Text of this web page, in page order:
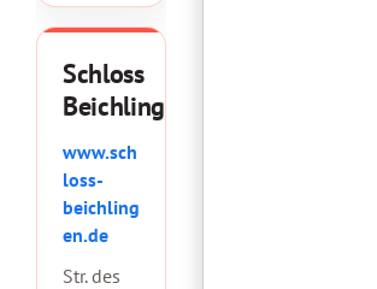
Schloss
Beichlingen
www.sch
loss-
beichling
en.de
Str. des